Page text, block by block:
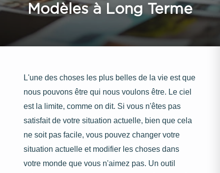
Modèles à Long Terme
L'une des choses les plus belles de la vie est que
nous pouvons être qui nous voulons être. Le ciel
est la limite, comme on dit. Si vous n'êtes pas
satisfait de votre situation actuelle, bien que cela
ne soit pas facile, vous pouvez changer votre
situation actuelle et modifier les choses dans
votre monde que vous n'aimez pas. Un outil